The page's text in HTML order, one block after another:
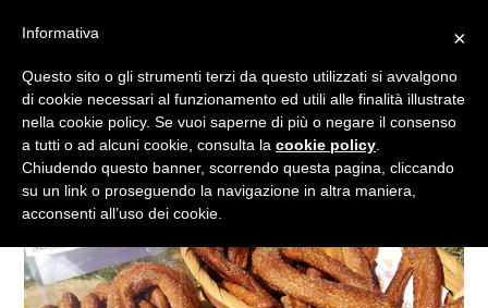
×
Informativa
Questo sito o gli strumenti terzi da questo utilizzati si avvalgono
di cookie necessari al funzionamento ed utili alle finalità illustrate
nella cookie policy. Se vuoi saperne di più o negare il consenso
a tutti o ad alcuni cookie, consulta la cookie policy.
Chiudendo questo banner, scorrendo questa pagina, cliccando
su un link o proseguendo la navigazione in altra maniera,
acconsenti all’uso dei cookie.